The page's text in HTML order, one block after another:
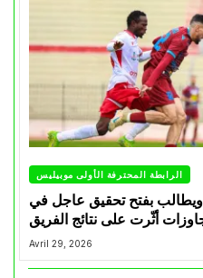
الرابطة المحترفة الأولى موبيليس
ويطالب بفتح تحقيق عاجل في
أثّرت على نتائج الفريق
Avril 29, 2026